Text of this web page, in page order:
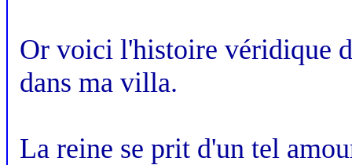
Or voici l'histoire véridique
dans ma villa.
La reine se prit d'un tel